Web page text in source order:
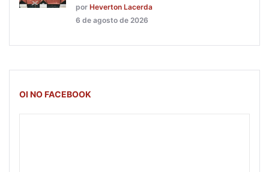
por Heverton Lacerda
6 de agosto de 2026
OI NO FACEBOOK